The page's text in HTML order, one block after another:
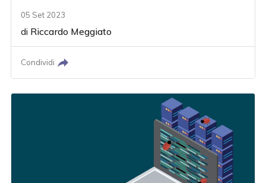
05 Set 2023
di Riccardo Meggiato
Condividi